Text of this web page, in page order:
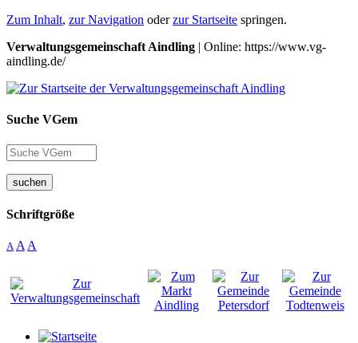
Zum Inhalt, zur Navigation oderzur Startseite springen.
Verwaltungsgemeinschaft Aindling | Online: https://www.vg-
aindling.de/
Suche VGem
suchen
Schriftgröße
A A A